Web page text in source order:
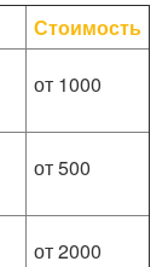
Стоимость
от 1000
от 500
от 2000